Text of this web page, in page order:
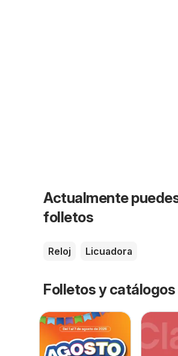
Actualmente
folletos
Reloj Licuadora
Folletos y